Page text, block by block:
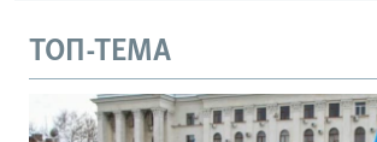
ТОП-ТЕМА